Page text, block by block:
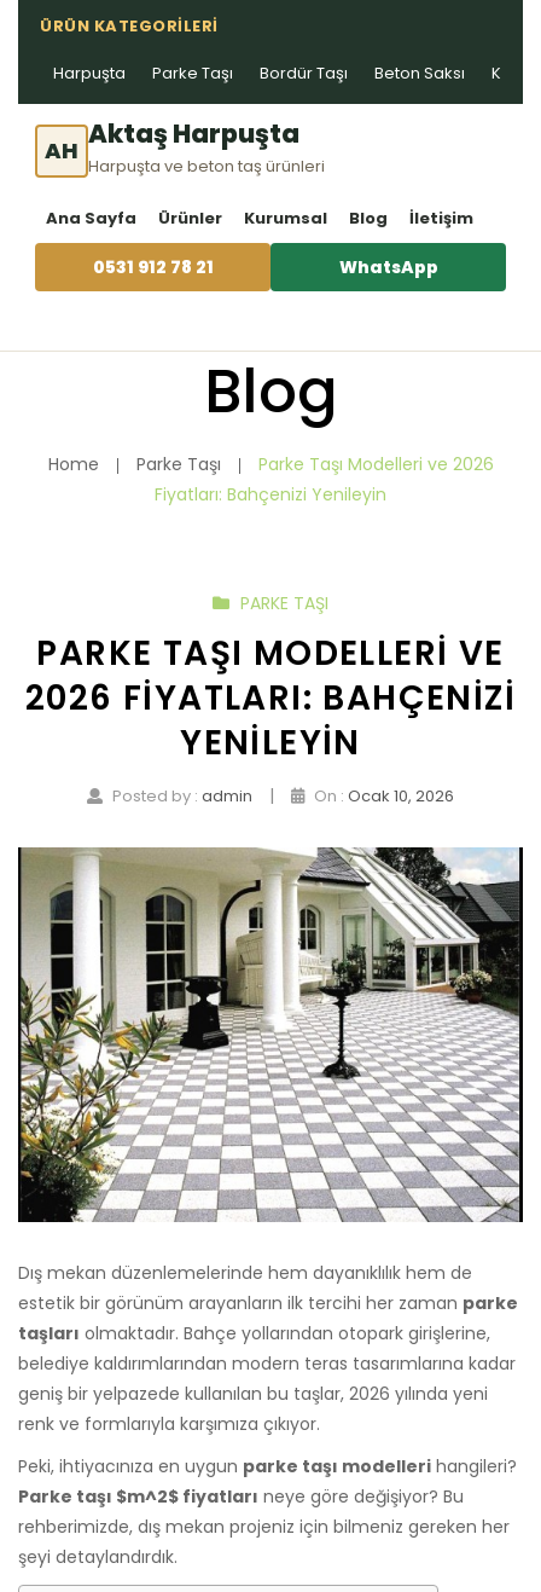
ÜRÜN KATEGORILERI
Harpuşta Parke Taşı Bordür Taşı Beton Saksı Kablo
AH Aktaş Harpuşta
Harpuşta ve beton taş ürünleri
Ana Sayfa Ürünler Kurumsal Blog İletişim
0531 912 78 21 WhatsApp
Blog
Home Parke Taşı
Parke Taşı Modelleri ve 2026
Fiyatları: Bahçenizi Yenileyin
PARKE TAŞI
PARKE TAŞI MODELLERI VE
2026 FIYATLARI: BAHÇENIZI
YENILEYIN
Posted by : admin | On : Ocak 10, 2026
Dış mekan düzenlemelerinde hem dayanıklılık hem de
estetik bir görünüm arayanların ilk tercihi her zaman parke
taşları olmaktadır. Bahçe yollarından otopark girişlerine,
belediye kaldırımlarından modern teras tasarımlarına kadar
geniş bir yelpazede kullanılan bu taşlar, 2026 yılında yeni
renk ve formlarıyla karşımıza çıkıyor.
Peki, ihtiyacınıza en uygun parke taşı modelleri hangileri?
Parke taşı $m^2$ fiyatları neye göre değişiyor? Bu
rehberimizde, dış mekan projeniz için bilmeniz gereken her
şeyi detaylandırdık.